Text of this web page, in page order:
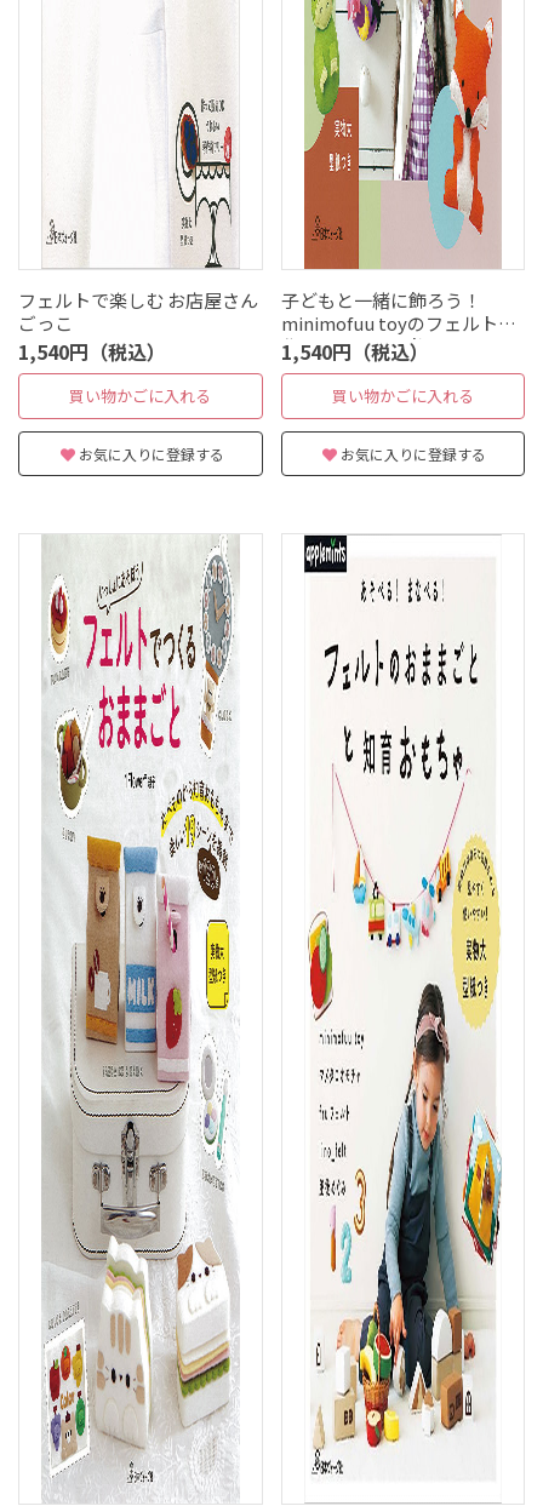
フェルトで楽しむ お店屋さん
ごっこ
1,540円（税込）
買い物かごに入れる
お気に入りに登録する
子どもと一緒に飾ろう！
minimofuu toyのフェルトで
作る、12ヶ月の飾り
1,540円（税込）
買い物かごに入れる
お気に入りに登録する